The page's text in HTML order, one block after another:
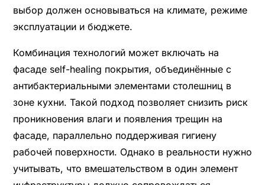
выбор должен основываться на климате, режиме
эксплуатации и бюджете.
Комбинация технологий может включать на
фасаде self-healing покрытия, объединённые с
антибактериальными элементами столешниц в
зоне кухни. Такой подход позволяет снизить риск
проникновения влаги и появления трещин на
фасаде, параллельно поддерживая гигиену
рабочей поверхности. Однако в реальности нужно
учитывать, что вмешательством в один элемент